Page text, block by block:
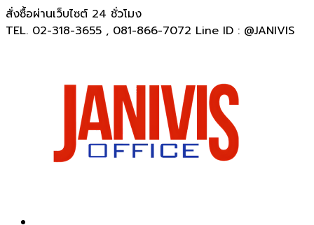
สั่งซื้อผ่านเว็บไซต์ 24 ชั่วโมง
TEL. 02-318-3655 , 081-866-7072 Line ID : @JANIVIS